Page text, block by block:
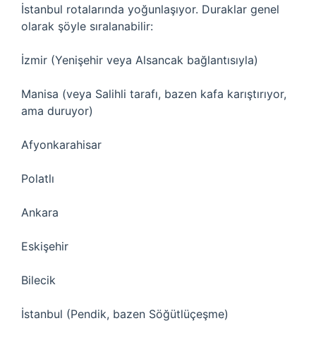
İstanbul rotalarında yoğunlaşıyor. Duraklar genel
olarak şöyle sıralanabilir:
İzmir (Yenişehir veya Alsancak bağlantısıyla)
Manisa (veya Salihli tarafı, bazen kafa karıştırıyor,
ama duruyor)
Afyonkarahisar
Polatlı
Ankara
Eskişehir
Bilecik
İstanbul (Pendik, bazen Söğütlüçeşme)